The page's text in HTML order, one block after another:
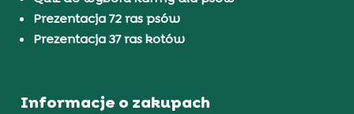
Prezentacja 72 ras psów
Prezentacja 37 ras kotów
Informacje o zakupach